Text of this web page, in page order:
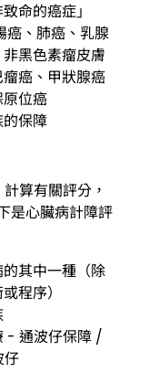
命的癌症」
癌、肺癌、乳腺
黑色素瘤皮膚
癌、甲狀腺癌
位癌
保障
算有關評分，
是心臟病計障評
其中一種（除
程序）
- 通波仔保障 /
仔